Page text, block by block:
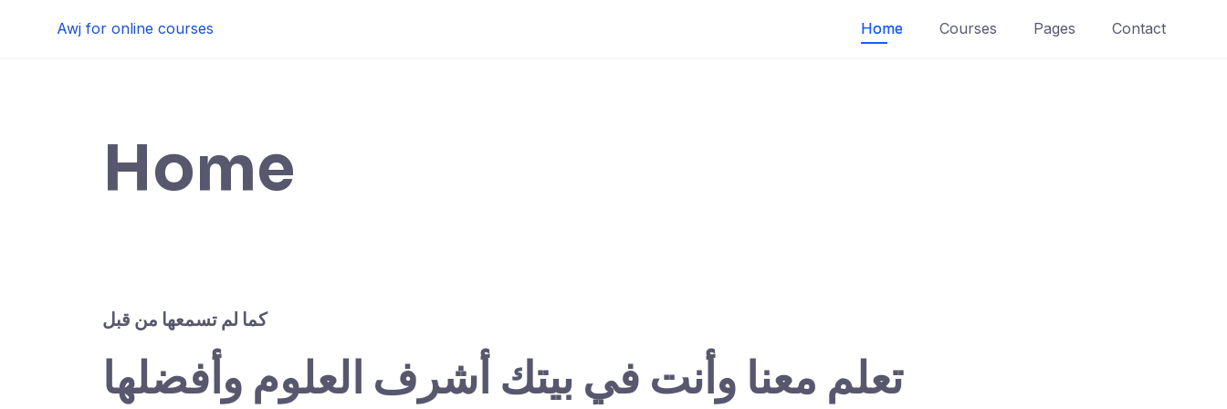
Awj for online courses Home Courses Pages Contact
Home
كما لم تسمعها من قبل
تعلم معنا وأنت في بيتك أشرف العلوم وأفضلها